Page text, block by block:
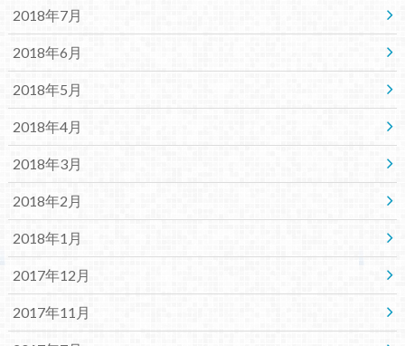
2018年7月
2018年6月
2018年5月
2018年4月
2018年3月
2018年2月
2018年1月
2017年12月
2017年11月